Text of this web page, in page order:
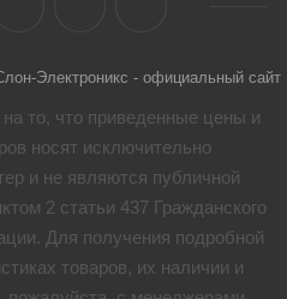
Электроникс - официальный сайт
то, что приведенные цены и
носят исключительно
и не являются публичной
2 статьи 437 Гражданского
Для получения подробной
товaров, их наличии и